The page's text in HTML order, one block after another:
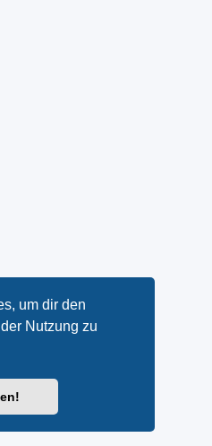
um dir den
Nutzung zu